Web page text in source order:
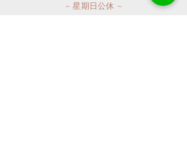
​~ 星期日公休 ~